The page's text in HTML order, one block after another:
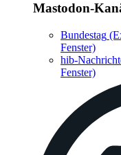
Mastodon-
Bundestag
Fenster)
hib-
Fenster)